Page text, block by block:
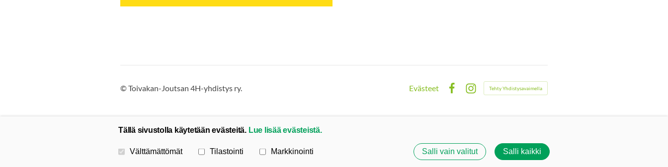
©Toivakan-Joutsan 4H-yhdistys ry.
Evästeet
Instagram
Tehty Yhdistysavaimella
Tällä sivustolla käytetään evästeitä. Lue lisää evästeistä.
Valitse käytettävät evästeet
Välttämättömät Tilastointi Markkinointi Salli vain valitut Salli kaikki